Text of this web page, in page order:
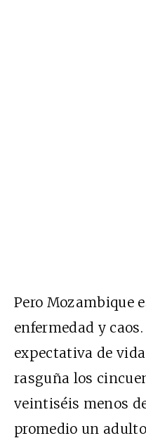
Pero Mozambique
enfermedad y
expectativa de
rasguña los
veintiséis menos
promedio un